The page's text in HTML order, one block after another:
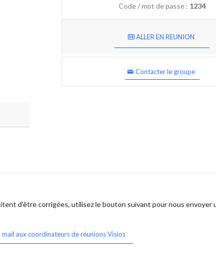
Code / mot de passe : 1234
ALLER EN REUNION
Contacter le groupe
d'être corrigées, utilisez le bouton suivant pour nous envoyer
mail aux coordinateurs de réunions Visios